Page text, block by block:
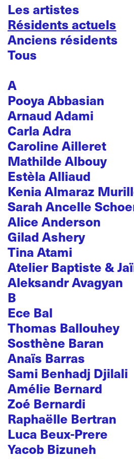
Les artistes
Résidents actuels
Anciens résidents
Tous
A
Pooya Abbasian
Arnaud Adami
Carla Adra
Caroline Ailleret
Mathilde Albouy
Estèla Alliaud
Kenia Almaraz
Sarah Ancelle
Alice Anderson
Gilad Ashery
Tina Atami
Atelier Baptiste &
Aleksandr Avagyan
B
Ece Bal
Thomas Ballouhey
Sosthène Baran
Anaïs Barras
Sami Benhadj Djilali
Amélie Bernard
Zoé Bernardi
Raphaëlle Bertran
Luca Beux-Prere
Yacob Bizuneh